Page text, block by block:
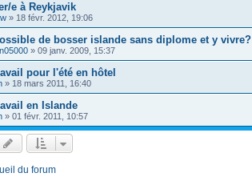
e à Reykjavik
» 18 févr. 2012, 19:06
de bosser islande sans diplome et y vivre?
» 09 janv. 2009, 15:37
pour l'été en hôtel
» 18 mars 2011, 16:40
en Islande
» 01 févr. 2011, 10:57
du forum